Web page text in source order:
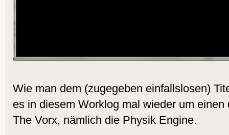
Wie man dem (zugegeben einfallslosen)
es in diesem Worklog mal wieder um
The Vorx, nämlich die Physik Engine.